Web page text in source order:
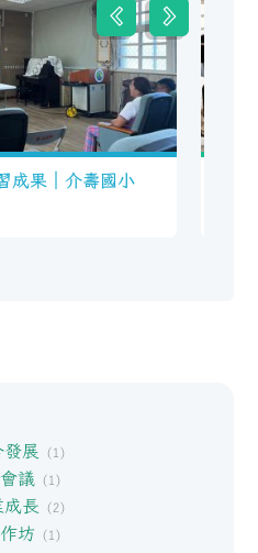
成果｜介壽國小
展 (1)
議(1)
長 (2)
坊 (1)